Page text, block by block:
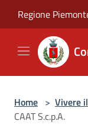
Regione
Home > Vivere
CAAT S.c.p.A.